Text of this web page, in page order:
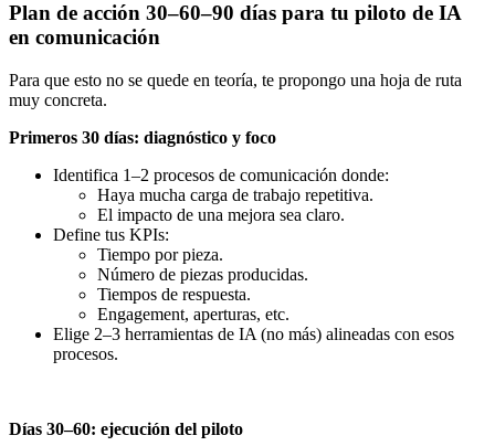
Plan de acción 30–60–90 días para tu piloto de IA
en comunicación
Para que esto no se quede en teoría, te propongo una hoja de ruta
muy concreta.
Primeros 30 días: diagnóstico y foco
Identifica 1–2 procesos de comunicación donde:
Haya mucha carga de trabajo repetitiva.
El impacto de una mejora sea claro.
Define tus KPIs:
Tiempo por pieza.
Número de piezas producidas.
Tiempos de respuesta.
Engagement, aperturas, etc.
Elige 2–3 herramientas de IA (no más) alineadas con esos
procesos.
Días 30–60: ejecución del piloto